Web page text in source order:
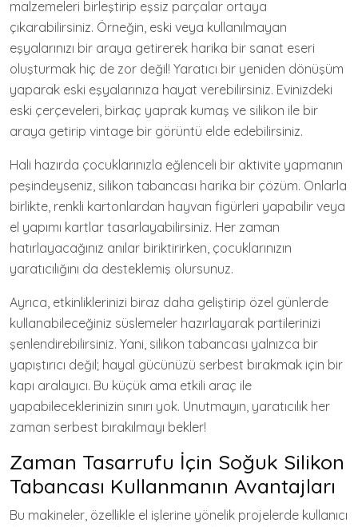
malzemeleri birleştirip eşsiz parçalar ortaya
çıkarabilirsiniz. Örneğin, eski veya kullanılmayan
eşyalarınızı bir araya getirerek harika bir sanat eseri
oluşturmak hiç de zor değil! Yaratıcı bir yeniden dönüşüm
yaparak eski eşyalarınıza hayat verebilirsiniz. Evinizdeki
eski çerçeveleri, birkaç yaprak kumaş ve silikon ile bir
araya getirip vintage bir görüntü elde edebilirsiniz.
Hali hazırda çocuklarınızla eğlenceli bir aktivite yapmanın
peşindeyseniz, silikon tabancası harika bir çözüm. Onlarla
birlikte, renkli kartonlardan hayvan figürleri yapabilir veya
el yapımı kartlar tasarlayabilirsiniz. Her zaman
hatırlayacağınız anılar biriktirirken, çocuklarınızın
yaratıcılığını da desteklemiş olursunuz.
Ayrıca, etkinliklerinizi biraz daha geliştirip özel günlerde
kullanabileceğiniz süslemeler hazırlayarak partilerinizi
şenlendirebilirsiniz. Yani, silikon tabancası yalnızca bir
yapıştırıcı değil; hayal gücünüzü serbest bırakmak için bir
kapı aralayıcı. Bu küçük ama etkili araç ile
yapabileceklerinizin sınırı yok. Unutmayın, yaratıcılık her
zaman serbest bırakılmayı bekler!
Zaman Tasarrufu İçin Soğuk Silikon
Tabancası Kullanmanın Avantajları
Bu makineler, özellikle el işlerine yönelik projelerde kullanıcı